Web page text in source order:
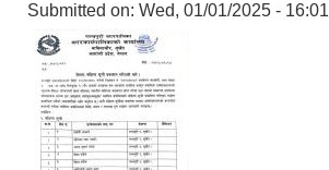
Submitted on: Wed, 01/01/2025 - 16:01